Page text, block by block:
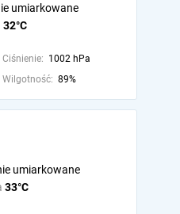
32°C
umiarkowane
Ciśnienie: 1002 hPa
Wilgotność: 89%
33°C
umiarkowane